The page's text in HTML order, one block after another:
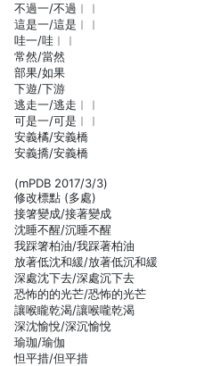
不過一/不過︱︱
這是一/這是︱︱
哇一/哇︱︱
常然/當然
部果/如果
下遊/下游
逃走一/逃走︱︱
可是一/可是︱︱
安義橘/安義橋
安義撟/安義橋
(mPDB 2017/3/3)
修改標點 (多處)
接箸變成/接著變成
沈睡不醒/沉睡不醒
我踩箸柏油/我踩著柏油
放著低沈和緩/放著低沉和緩
深處沈下去/深處沉下去
恐怖的的光芒/恐怖的光芒
讓喉矓乾渴/讓喉嚨乾渴
深沈愉悅/深沉愉悅
瑜珈/瑜伽
怛平措/但平措